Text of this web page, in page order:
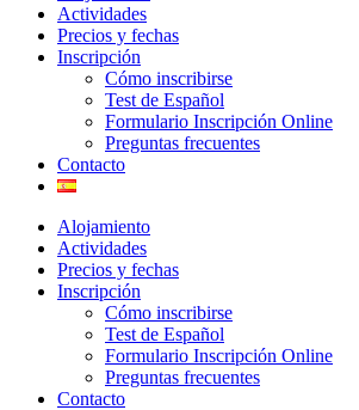
Actividades
Precios y fechas
Inscripción
Cómo inscribirse
Test de Español
Formulario Inscripción Online
Preguntas frecuentes
Contacto
Alojamiento
Actividades
Precios y fechas
Inscripción
Cómo inscribirse
Test de Español
Formulario Inscripción Online
Preguntas frecuentes
Contacto